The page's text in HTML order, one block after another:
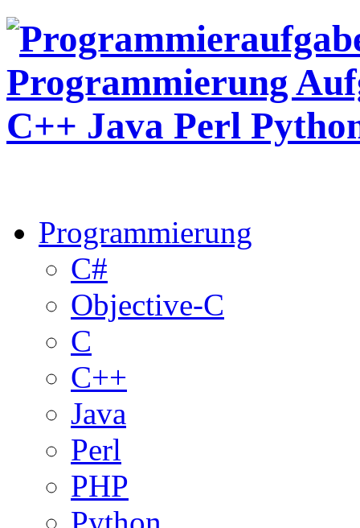
Programmierung
C#
Objective-C
C
C++
Java
Perl
PHP